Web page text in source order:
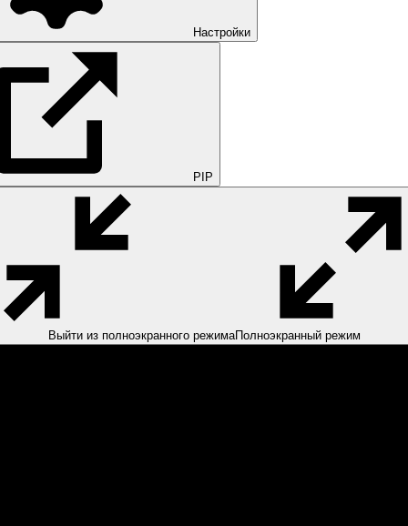
Настройки
PIP
Выйти из полноэкранного режимаПолноэкранный режим